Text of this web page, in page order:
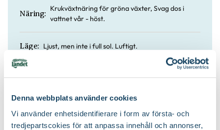
Denna webbplats använder cookies
Vi använder enhetsidentifierare i form av första- och
tredjepartscokies för att anpassa innehåll och annonser,
Näring:
Krukväxtnäring för gröna växter, Svag dos i
vattnet vår - höst.
Läge: Ljust, men inte i full sol. Luftigt.
Ursprung: Ö Asien.